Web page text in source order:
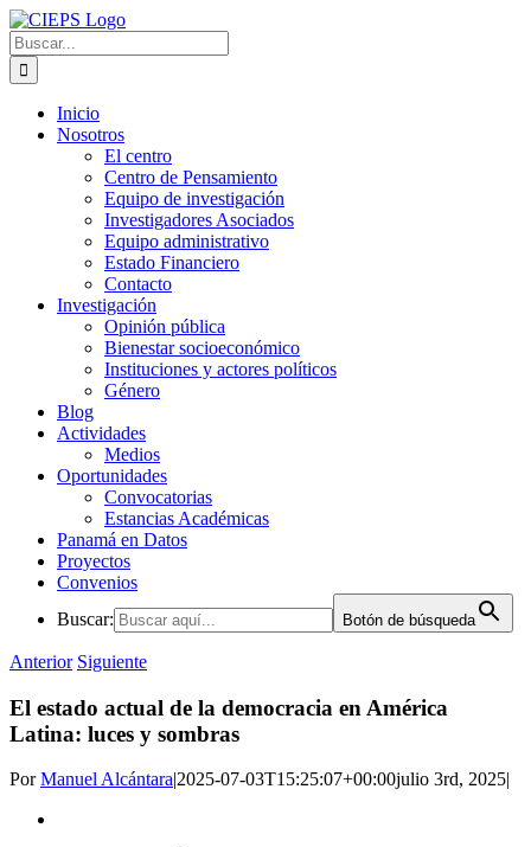
Inicio
Nosotros
El centro
Centro de Pensamiento
Equipo de investigación
Investigadores Asociados
Equipo administrativo
Estado Financiero
Contacto
Investigación
Opinión pública
Bienestar socioeconómico
Instituciones y actores políticos
Género
Blog
Actividades
Medios
Oportunidades
Convocatorias
Estancias Académicas
Panamá en Datos
Proyectos
Convenios
Buscar:
Botón de búsqueda
Anterior Siguiente
El estado actual de la democracia en América
Latina: luces y sombras
PorManuel Alcántara|2025-07-03T15:25:07+00:00julio 3rd, 2025|